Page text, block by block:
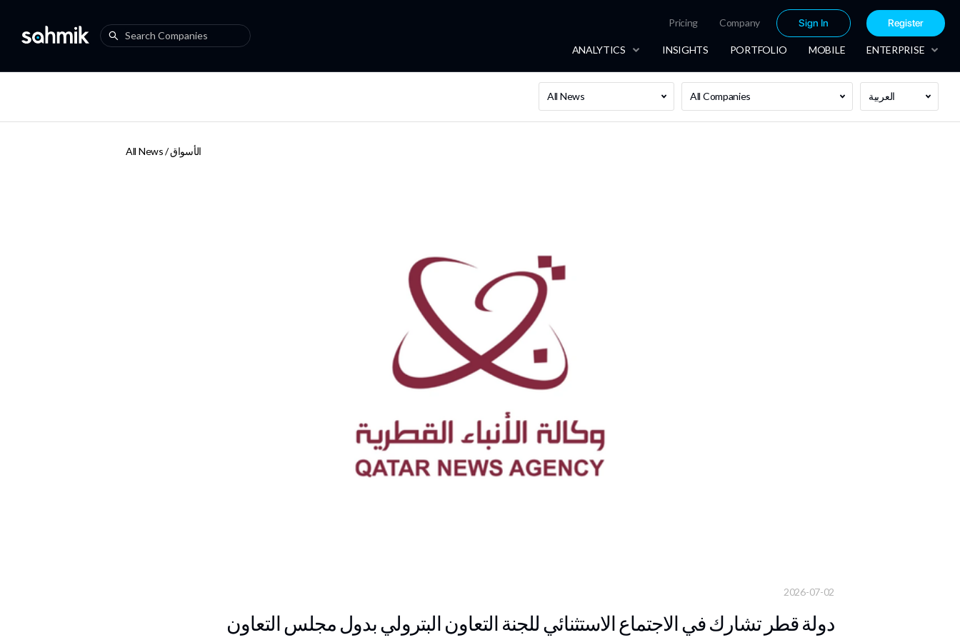
Pricing Company Sign In Register
ANALYTICS INSIGHTS PORTFOLIO MOBILE ENTERPRISE
All News All Companies العربية
All News /الأسواق
2026-07-02
دولة قطر تشارك في الاجتماع الاستثنائي للجنة التعاون البترولي بدول مجلس التعاون